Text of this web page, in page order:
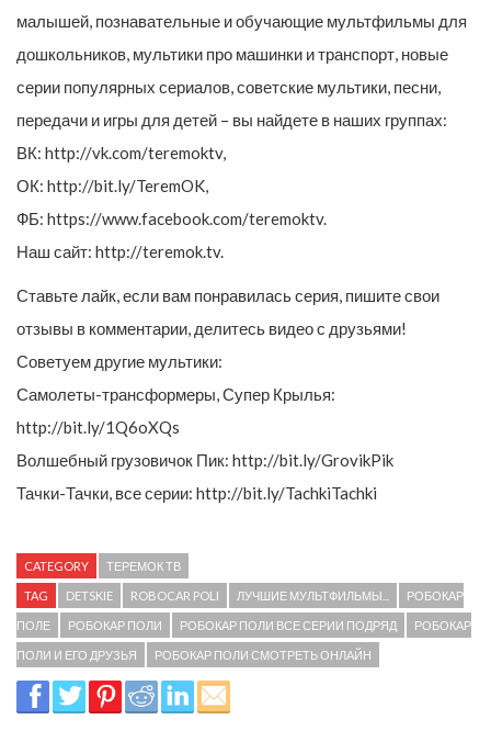
малышей, познавательные и обучающие мультфильмы для
дошкольников, мультики про машинки и транспорт, новые
серии популярных сериалов, советские мультики, песни,
передачи и игры для детей – вы найдете в наших группах:
ВК: http://vk.com/teremoktv,
ОК: http://bit.ly/TeremOK,
ФБ: https://www.facebook.com/teremoktv.
Наш сайт: http://teremok.tv.
Ставьте лайк, если вам понравилась серия, пишите свои
отзывы в комментарии, делитесь видео с друзьями!
Советуем другие мультики:
Самолеты-трансформеры, Супер Крылья:
http://bit.ly/1Q6oXQs
Волшебный грузовичок Пик: http://bit.ly/GrovikPik
Тачки-Тачки, все серии: http://bit.ly/TachkiTachki
CATEGORY ТЕРЕМОК ТВ
TAG DETSKIE ROBOCAR POLI ЛУЧШИЕ МУЛЬТФИЛЬМЫ... РОБОКАР
ПОЛЕ РОБОКАР ПОЛИ РОБОКАР ПОЛИ ВСЕ СЕРИИ ПОДРЯД РОБОКАР
ПОЛИ И ЕГО ДРУЗЬЯ РОБОКАР ПОЛИ СМОТРЕТЬ ОНЛАЙН